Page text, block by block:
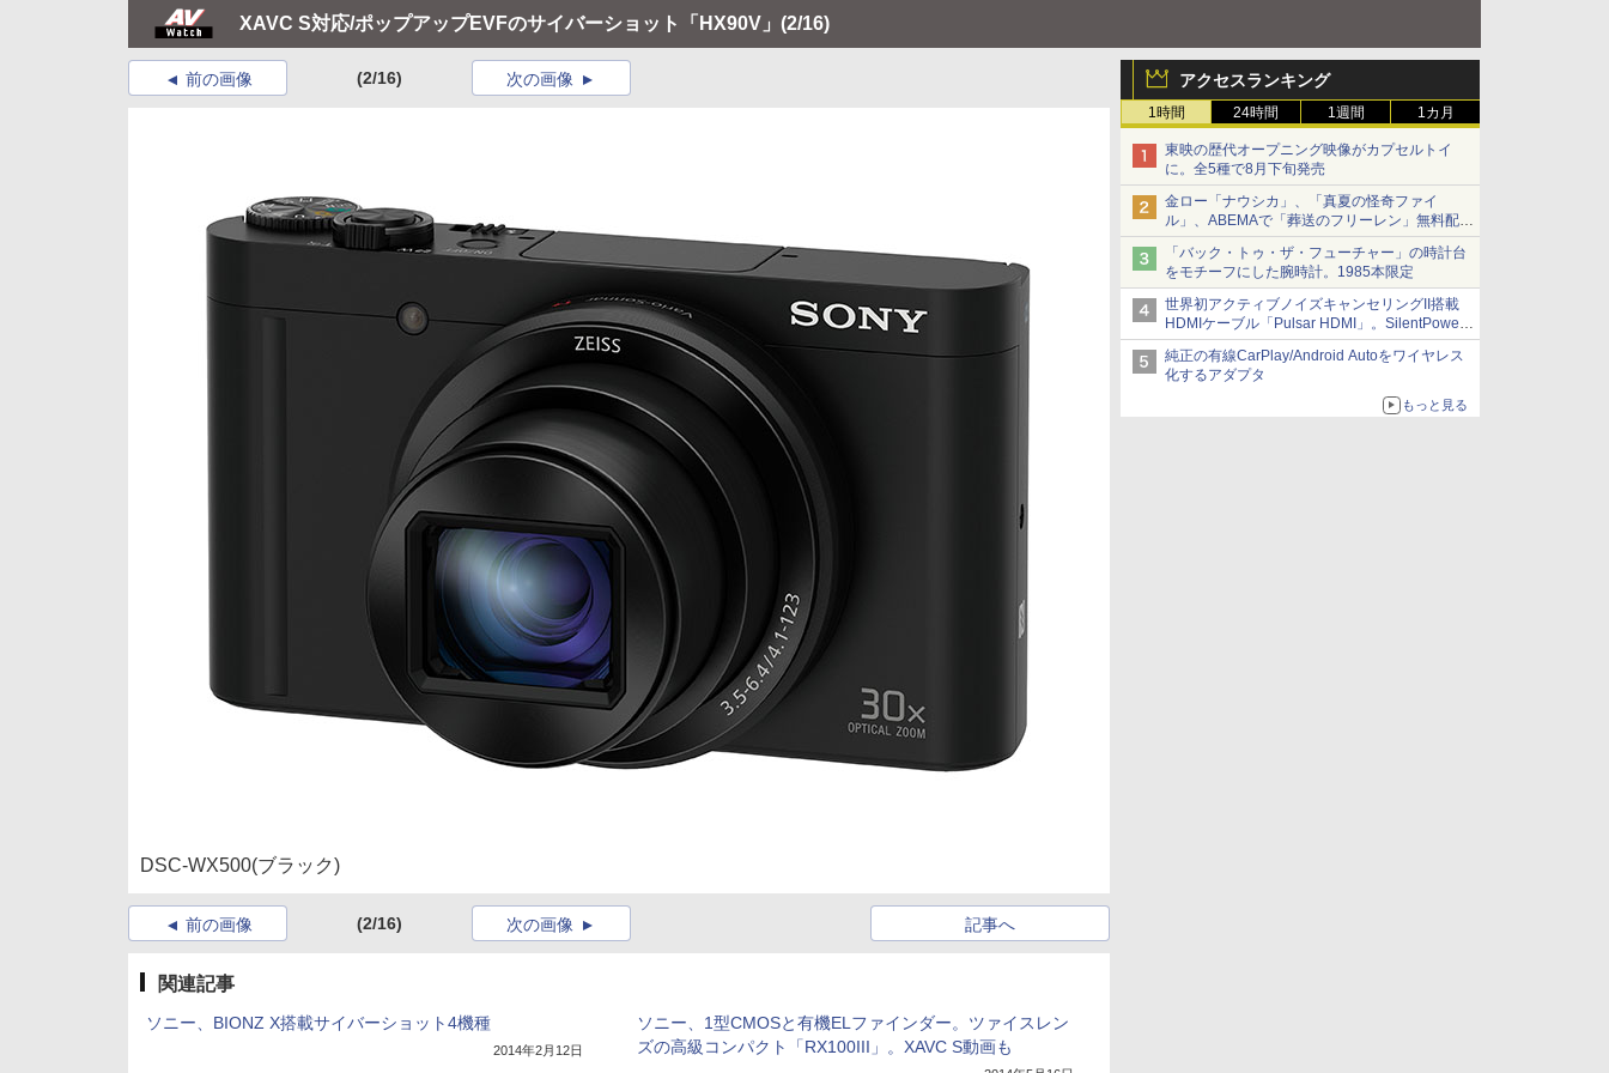
XAVC S対応/ポップアップEVFのサイバーショット「HX90V」 (2/16)
アクセスランキング
1時間 24時間 1週間 1カ月
東映の歴代オープニング映像がカプセルトイ
に。全5種で8月下旬発売
金ロー「ナウシカ」、「真夏の怪奇ファイ
ル」、ABEMAで「葬送のフリーレン」無料配信
など。夏の特番・配信情報
「バック・トゥ・ザ・フューチャー」の時計台
をモチーフにした腕時計。1985本限定
世界初アクティブノイズキャンセリングII搭載
HDMIケーブル「Pulsar HDMI」。SilentPower
から
純正の有線CarPlay/Android Autoをワイヤレス
化するアダプタ
もっと見る
前の画像 (2/16) 次の画像
DSC-WX500(ブラック)
前の画像 (2/16) 記事へ
次の画像
関連記事
ソニー、BIONZ X搭載サイバーショット4機種
2014年2月12日
ソニー、1型CMOSと有機ELファインダー。ツァイスレン
ズの高級コンパクト「RX100III」。XAVC S動画も